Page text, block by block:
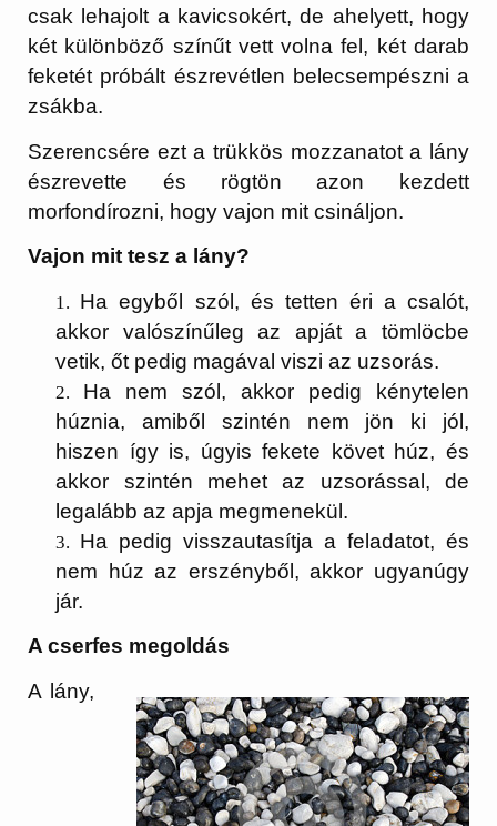
csak lehajolt a kavicsokért, de ahelyett, hogy
két különböző színűt vett volna fel, két darab
feketét próbált észrevétlen belecsempészni a
zsákba.
Szerencsére ezt a trükkös mozzanatot a lány
észrevette és rögtön azon kezdett
morfondírozni, hogy vajon mit csináljon.
Vajon mit tesz a lány?
Ha egyből szól, és tetten éri a csalót,
akkor valószínűleg az apját a tömlöcbe
vetik, őt pedig magával viszi az uzsorás.
Ha nem szól, akkor pedig kénytelen
húznia, amiből szintén nem jön ki jól,
hiszen így is, úgyis fekete követ húz, és
akkor szintén mehet az uzsorással, de
legalább az apja megmenekül.
Ha pedig visszautasítja a feladatot, és
nem húz az erszényből, akkor ugyanúgy
jár.
A cserfes megoldás
A lány,